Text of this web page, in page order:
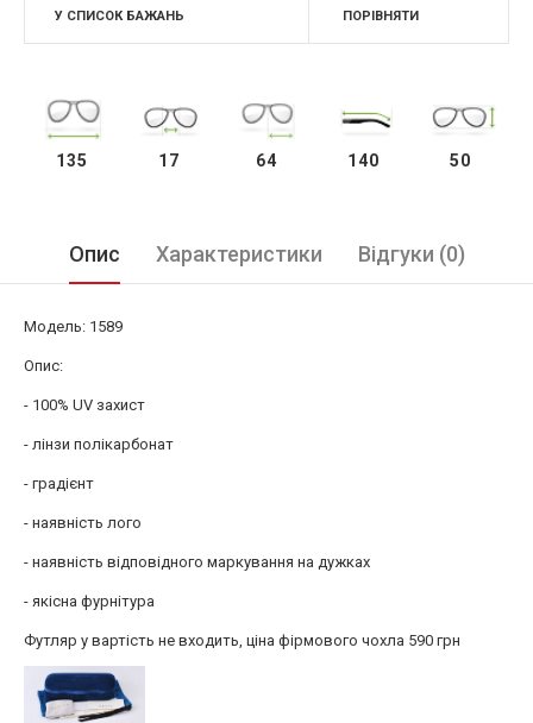
У СПИСОК БАЖАНЬ ПОРІВНЯТИ
135 17 64 140 50
Опис Характеристики Відгуки (0)
Модель: 1589
Опис:
- 100% UV захист
- лінзи полікарбонат
- градієнт
- наявність лого
- наявність відповідного маркування на дужках
- якісна фурнітура
Футляр у вартість не входить, ціна фірмового чохла 590 грн